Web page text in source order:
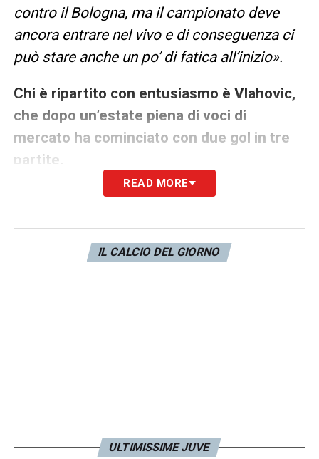
contro il Bologna, ma il campionato deve
ancora entrare nel vivo e di conseguenza ci
può stare anche un po’ di fatica all’inizio».
Chi è ripartito con entusiasmo è Vlahovic,
che dopo un’estate piena di voci di
mercato ha cominciato con due gol in tre
partite.
«Vlahovic è forte. Io credo sia un grande
grande stagione. A me come tipo di
giocatore piace molto per caratteristiche,
marcare perchè è un giocatore che ha
READ MORE
IL CALCIO DEL GIORNO
ULTIMISSIME JUVE